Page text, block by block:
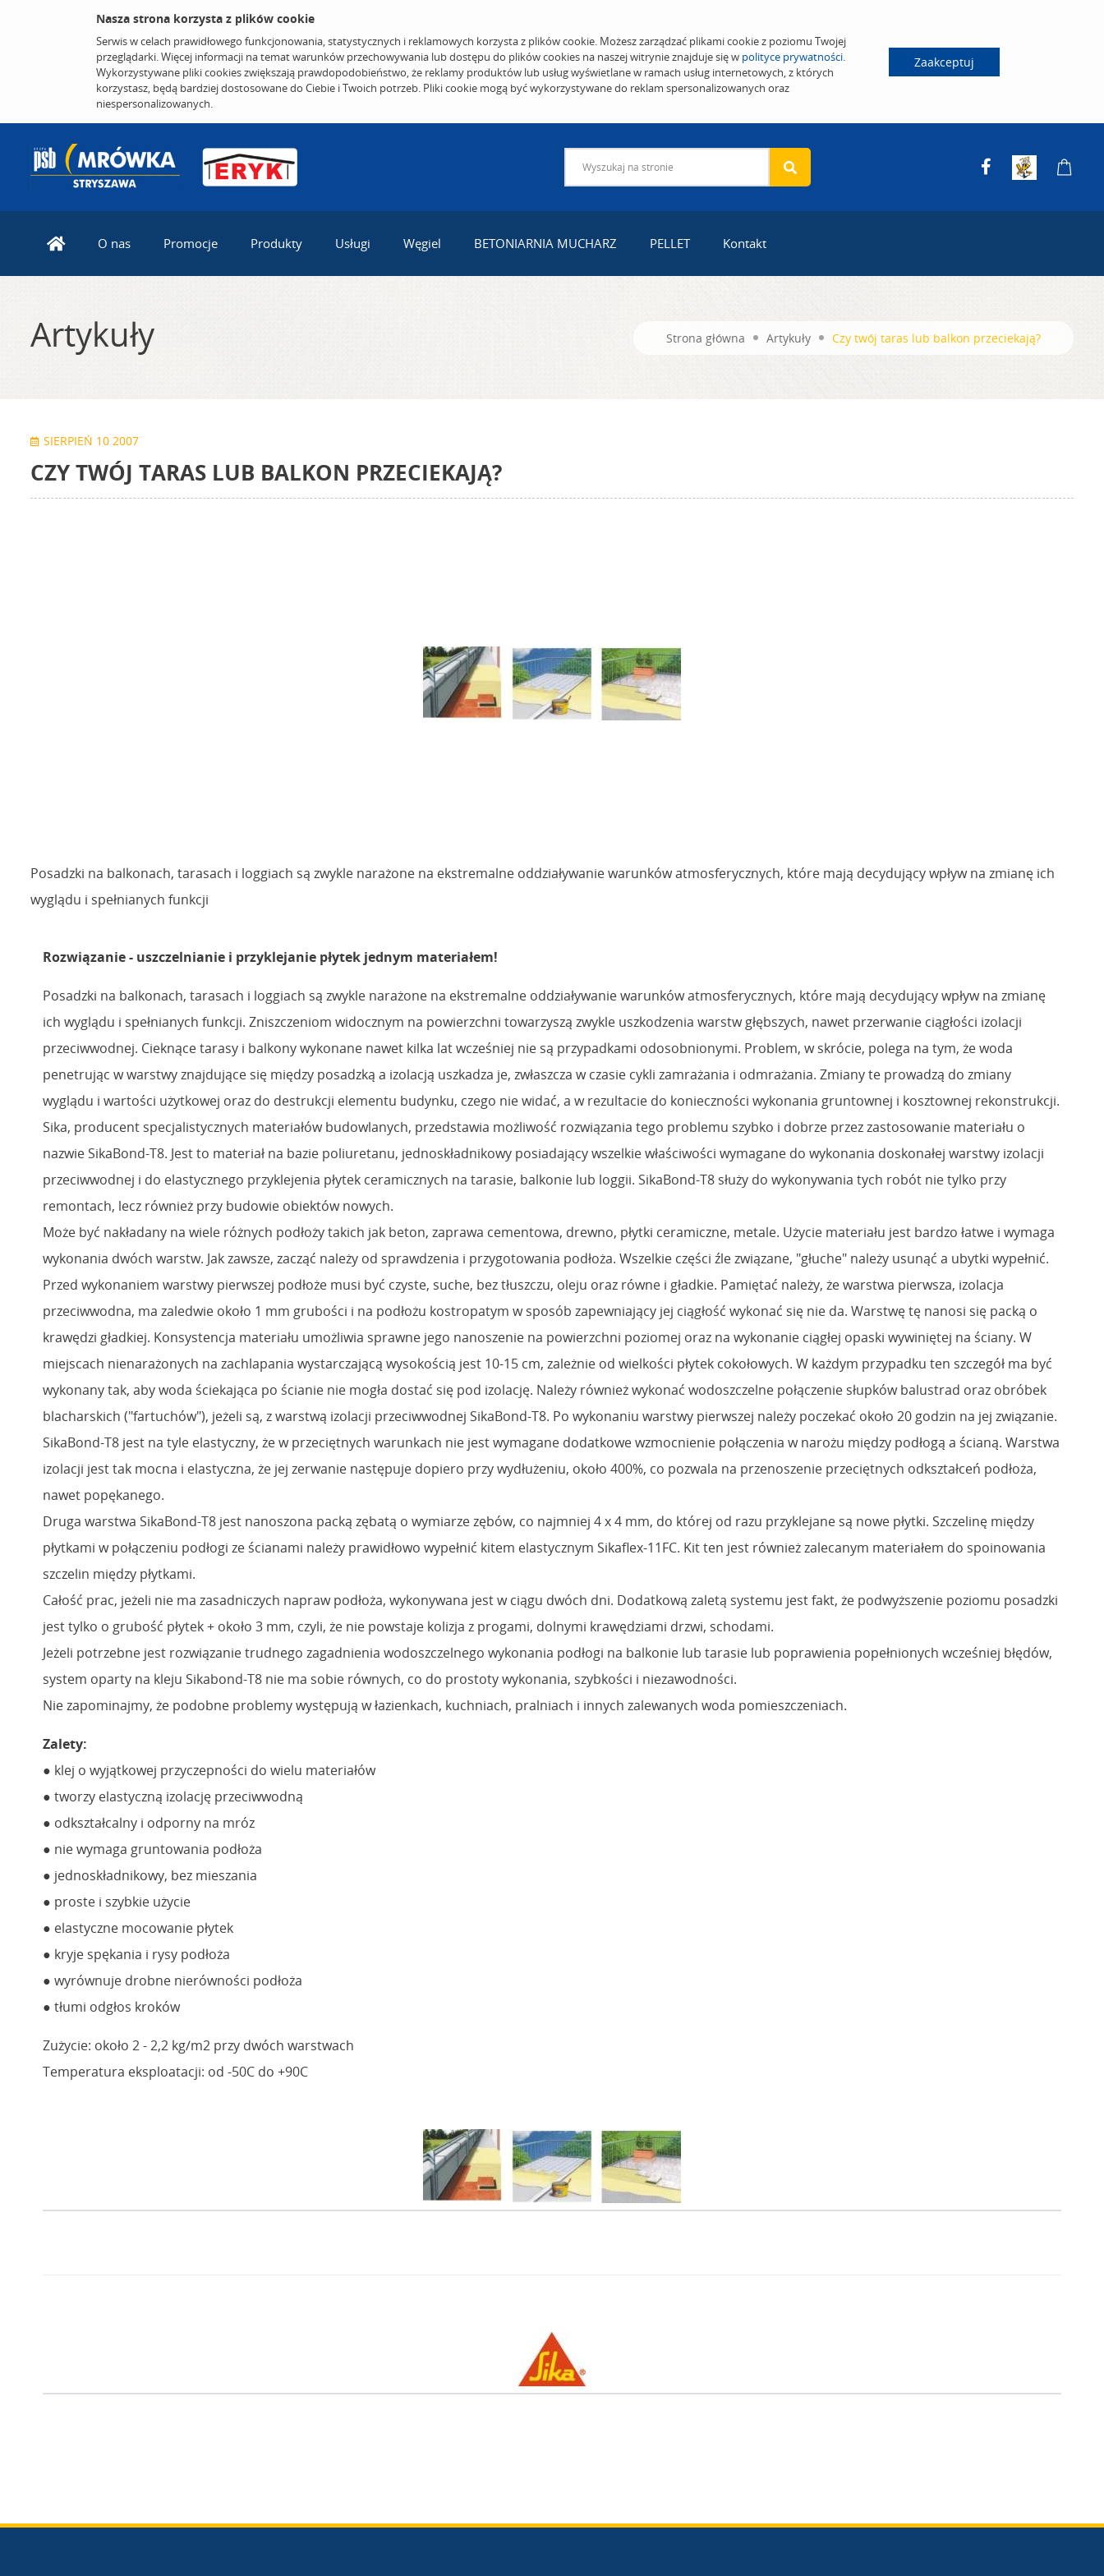
Nasza strona korzysta z plików cookie
Serwis w celach prawidłowego funkcjonowania, statystycznych i reklamowych korzysta z plików cookie. Możesz zarządzać plikami cookie z poziomu Twojej
przeglądarki. Więcej informacji na temat warunków przechowywania lub dostępu do plików cookies na naszej witrynie znajduje się w polityce prywatności.
Wykorzystywane pliki cookies zwiększają prawdopodobieństwo, że reklamy produktów lub usług wyświetlane w ramach usług internetowych, z których
korzystasz, będą bardziej dostosowane do Ciebie i Twoich potrzeb. Pliki cookie mogą być wykorzystywane do reklam spersonalizowanych oraz
niespersonalizowanych.
Zaakceptuj
O nas Promocje Produkty Usługi Węgiel BETONIARNIA MUCHARZ PELLET Kontakt
Artykuły Strona główna Artykuły Czy twój taras lub balkon przeciekają?
SIERPIEŃ 10 2007
CZY TWÓJ TARAS LUB BALKON PRZECIEKAJĄ?
Posadzki na balkonach, tarasach i loggiach są zwykle narażone na ekstremalne oddziaływanie warunków atmosferycznych, które mają decydujący wpływ na zmianę ich
wyglądu i spełnianych funkcji
Rozwiązanie - uszczelnianie i przyklejanie płytek jednym materiałem!
Posadzki na balkonach, tarasach i loggiach są zwykle narażone na ekstremalne oddziaływanie warunków atmosferycznych, które mają decydujący wpływ na zmianę
ich wyglądu i spełnianych funkcji. Zniszczeniom widocznym na powierzchni towarzyszą zwykle uszkodzenia warstw głębszych, nawet przerwanie ciągłości izolacji
przeciwwodnej. Cieknące tarasy i balkony wykonane nawet kilka lat wcześniej nie są przypadkami odosobnionymi. Problem, w skrócie, polega na tym, że woda
penetrując w warstwy znajdujące się między posadzką a izolacją uszkadza je, zwłaszcza w czasie cykli zamrażania i odmrażania. Zmiany te prowadzą do zmiany
wyglądu i wartości użytkowej oraz do destrukcji elementu budynku, czego nie widać, a w rezultacie do konieczności wykonania gruntownej i kosztownej rekonstrukcji.
Sika, producent specjalistycznych materiałów budowlanych, przedstawia możliwość rozwiązania tego problemu szybko i dobrze przez zastosowanie materiału o
nazwie SikaBond-T8. Jest to materiał na bazie poliuretanu, jednoskładnikowy posiadający wszelkie właściwości wymagane do wykonania doskonałej warstwy izolacji
przeciwwodnej i do elastycznego przyklejenia płytek ceramicznych na tarasie, balkonie lub loggii. SikaBond-T8 służy do wykonywania tych robót nie tylko przy
remontach, lecz również przy budowie obiektów nowych.
Może być nakładany na wiele różnych podłoży takich jak beton, zaprawa cementowa, drewno, płytki ceramiczne, metale. Użycie materiału jest bardzo łatwe i wymaga
wykonania dwóch warstw. Jak zawsze, zacząć należy od sprawdzenia i przygotowania podłoża. Wszelkie części źle związane, "głuche" należy usunąć a ubytki wypełnić.
Przed wykonaniem warstwy pierwszej podłoże musi być czyste, suche, bez tłuszczu, oleju oraz równe i gładkie. Pamiętać należy, że warstwa pierwsza, izolacja
przeciwwodna, ma zaledwie około 1 mm grubości i na podłożu kostropatym w sposób zapewniający jej ciągłość wykonać się nie da. Warstwę tę nanosi się packą o
krawędzi gładkiej. Konsystencja materiału umożliwia sprawne jego nanoszenie na powierzchni poziomej oraz na wykonanie ciągłej opaski wywiniętej na ściany. W
miejscach nienarażonych na zachlapania wystarczającą wysokością jest 10-15 cm, zależnie od wielkości płytek cokołowych. W każdym przypadku ten szczegół ma być
wykonany tak, aby woda ściekająca po ścianie nie mogła dostać się pod izolację. Należy również wykonać wodoszczelne połączenie słupków balustrad oraz obróbek
blacharskich ("fartuchów"), jeżeli są, z warstwą izolacji przeciwwodnej SikaBond-T8. Po wykonaniu warstwy pierwszej należy poczekać około 20 godzin na jej związanie.
SikaBond-T8 jest na tyle elastyczny, że w przeciętnych warunkach nie jest wymagane dodatkowe wzmocnienie połączenia w narożu między podłogą a ścianą. Warstwa
izolacji jest tak mocna i elastyczna, że jej zerwanie następuje dopiero przy wydłużeniu, około 400%, co pozwala na przenoszenie przeciętnych odkształceń podłoża,
nawet popękanego.
Druga warstwa SikaBond-T8 jest nanoszona packą zębatą o wymiarze zębów, co najmniej 4 x 4 mm, do której od razu przyklejane są nowe płytki. Szczelinę między
płytkami w połączeniu podłogi ze ścianami należy prawidłowo wypełnić kitem elastycznym Sikaflex-11FC. Kit ten jest również zalecanym materiałem do spoinowania
szczelin między płytkami.
Całość prac, jeżeli nie ma zasadniczych napraw podłoża, wykonywana jest w ciągu dwóch dni. Dodatkową zaletą systemu jest fakt, że podwyższenie poziomu posadzki
jest tylko o grubość płytek + około 3 mm, czyli, że nie powstaje kolizja z progami, dolnymi krawędziami drzwi, schodami.
Jeżeli potrzebne jest rozwiązanie trudnego zagadnienia wodoszczelnego wykonania podłogi na balkonie lub tarasie lub poprawienia popełnionych wcześniej błędów,
system oparty na kleju Sikabond-T8 nie ma sobie równych, co do prostoty wykonania, szybkości i niezawodności.
Nie zapominajmy, że podobne problemy występują w łazienkach, kuchniach, pralniach i innych zalewanych woda pomieszczeniach.
Zalety:
● klej o wyjątkowej przyczepności do wielu materiałów
● tworzy elastyczną izolację przeciwwodną
● odkształcalny i odporny na mróz
● nie wymaga gruntowania podłoża
● jednoskładnikowy, bez mieszania
● proste i szybkie użycie
● elastyczne mocowanie płytek
● kryje spękania i rysy podłoża
● wyrównuje drobne nierówności podłoża
● tłumi odgłos kroków
Zużycie: około 2 - 2,2 kg/m2 przy dwóch warstwach
Temperatura eksploatacji: od -50C do +90C